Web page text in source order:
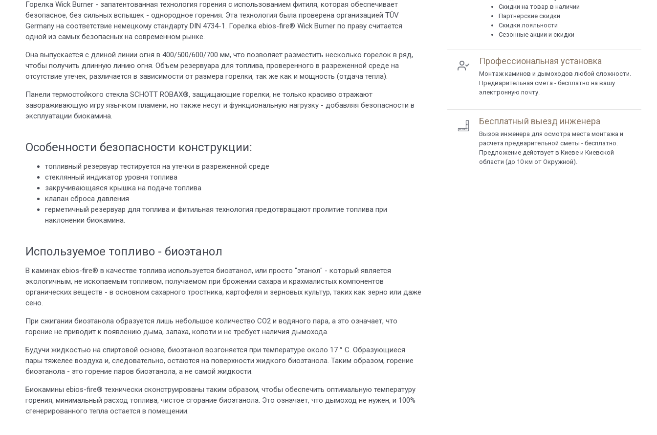
Горелка Wick Burner - запатентованная технология горения с использованием фитиля, которая обеспечивает
безопасное, без сильных вспышек - однородное горения. Эта технология была проверена организацией TÜV
Germany на соответствие немецкому стандарту DIN 4734-1. Горелка ebios-fire® Wick Burner по праву считается
одной из самых безопасных на современном рынке.
Она выпускается с длиной линии огня в 400/500/600/700 мм, что позволяет разместить несколько горелок в ряд,
чтобы получить длинную линию огня. Объем резервуара для топлива, проверенного в разреженной среде на
отсутствие утечек, различается в зависимости от размера горелки, так же как и мощность (отдача тепла).
Панели термостойкого стекла SCHOTT ROBAX®, защищающие горелки, не только красиво отражают
завораживающую игру язычком пламени, но также несут и функциональную нагрузку - добавляя безопасности в
эксплуатации биокамина.
Особенности безопасности конструкции:
топливный резервуар тестируется на утечки в разреженной среде
стеклянный индикатор уровня топлива
закручивающаяся крышка на подаче топлива
клапан сброса давления
герметичный резервуар для топлива и фитильная технология предотвращают пролитие топлива при
наклонении биокамина.
Используемое топливо - биоэтанол
В каминах ebios-fire® в качестве топлива используется биоэтанол, или просто "этанол" - который является
экологичным, не ископаемым топливом, получаемом при брожении сахара и крахмалистых компонентов
органических веществ - в основном сахарного тростника, картофеля и зерновых культур, таких как зерно или даже
сено.
При сжигании биоэтанола образуется лишь небольшое количество СО2 и водяного пара, а это означает, что
горение не приводит к появлению дыма, запаха, копоти и не требует наличия дымохода.
Будучи жидкостью на спиртовой основе, биоэтанол возгоняется при температуре около 17 ° C. Образующиеся
пары тяжелее воздуха и, следовательно, остаются на поверхности жидкого биоэтанола. Таким образом, горение
биоэтанола - это горение паров биоэтанола, а не самой жидкости.
Биокамины ebios-fire® технически сконструированы таким образом, чтобы обеспечить оптимальную температуру
горения, минимальный расход топлива, чистое сгорание биоэтанола. Это означает, что дымоход не нужен, и 100%
сгенерированного тепла остается в помещении.
Скидки на товар в наличии
Партнерские скидки
Скидки лояльности
Сезонные акции и скидки
Профессиональная установка
Монтаж каминов и дымоходов любой сложности.
Предварительная смета - бесплатно на вашу
электронную почту.
Бесплатный выезд инженера
Вызов инженера для осмотра места монтажа и
расчета предварительной сметы - бесплатно.
Предложение действует в Киеве и Киевской
области (до 10 км от Окружной).